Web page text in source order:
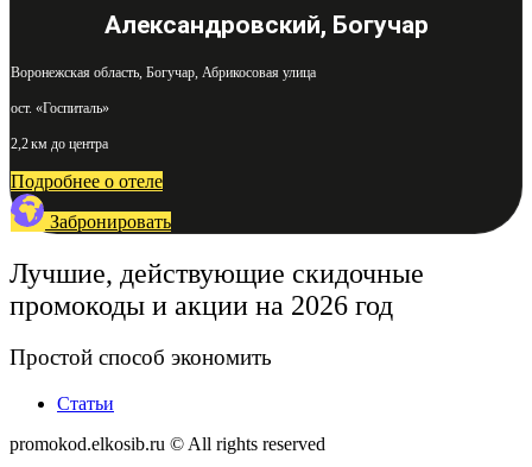
Александровский, Богучар
Воронежская область, Богучар, Абрикосовая улица
ост. «Госпиталь»
2,2 км до центра
Подробнее о отеле
Забронировать
Лучшие, действующие скидочные
промокоды и акции на 2026 год
Простой способ экономить
Статьи
promokod.elkosib.ru © All rights reserved